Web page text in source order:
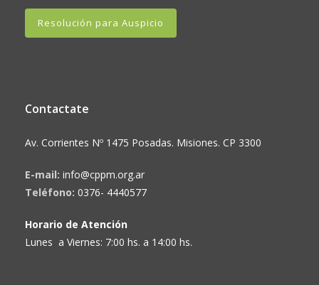
Resolución para Auspicio
Contactate
Av. Corrientes Nº 1475 Posadas. Misiones. CP 3300
E-mail: info@cppm.org.ar
Teléfono: 0376- 4440577
Horario de Atención
Lunes a Viernes: 7:00 hs. a 14:00 hs.